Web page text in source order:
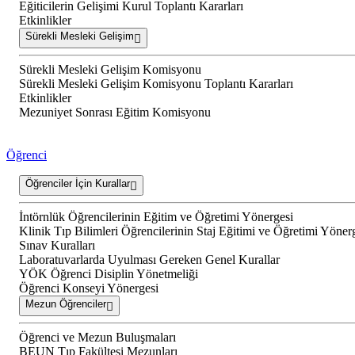
Eğiticilerin Gelişimi Kurul Toplantı Kararları
Etkinlikler
Sürekli Mesleki Gelişim
Sürekli Mesleki Gelişim Komisyonu
Sürekli Mesleki Gelişim Komisyonu Toplantı Kararları
Etkinlikler
Mezuniyet Sonrası Eğitim Komisyonu
Öğrenci
Öğrenciler İçin Kurallar
İntörnlük Öğrencilerinin Eğitim ve Öğretimi Yönergesi
Klinik Tıp Bilimleri Öğrencilerinin Staj Eğitimi ve Öğretimi
Sınav Kuralları
Laboratuvarlarda Uyulması Gereken Genel Kurallar
YÖK Öğrenci Disiplin Yönetmeliği
Öğrenci Konseyi Yönergesi
Mezun Öğrenciler
Öğrenci ve Mezun Buluşmaları
BEUN Tıp Fakültesi Mezunları